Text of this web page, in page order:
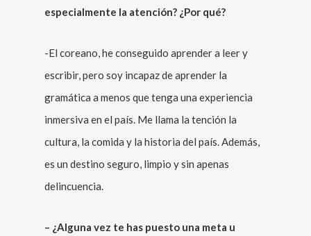
especialmente la atención? ¿Por qué?
-El coreano, he conseguido aprender a leer y
escribir, pero soy incapaz de aprender la
gramática a menos que tenga una experiencia
inmersiva en el país. Me llama la tención la
cultura, la comida y la historia del país. Además,
es un destino seguro, limpio y sin apenas
delincuencia.
– ¿Alguna vez te has puesto una meta u